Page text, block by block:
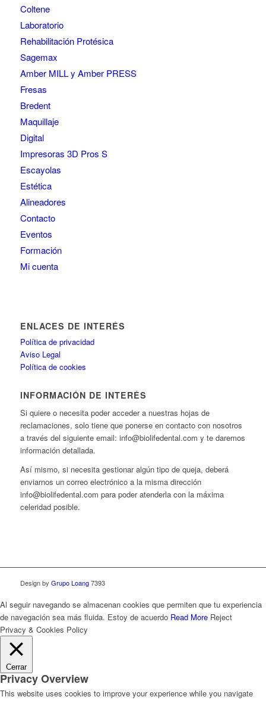
Coltene
Laboratorio
Rehabilitación Protésica
Sagemax
Amber MILL y Amber PRESS
Fresas
Bredent
Maquillaje
Digital
Impresoras 3D Pros S
Escayolas
Estética
Alineadores
Contacto
Eventos
Formación
Mi cuenta
ENLACES DE INTERÉS
Política de privacidad
Aviso Legal
Política de cookies
INFORMACIÓN DE INTERÉS
Si quiere o necesita poder acceder a nuestras hojas de
reclamaciones, solo tiene que ponerse en contacto con nosotros
a través del siguiente email: info@biolifedental.com y te daremos
información detallada.
Así mismo, si necesita gestionar algún tipo de queja, deberá
enviarnos un correo electrónico a la misma dirección
info@biolifedental.com para poder atenderla con la máxima
celeridad posible.
Design by Grupo Loang7393
Al seguir navegando se almacenan cookies que permiten que tu experiencia
de navegación sea más fluida. Estoy de acuerdo Read More Reject
Privacy & Cookies Policy
Cerrar
Privacy Overview
This website uses cookies to improve your experience while you navigate